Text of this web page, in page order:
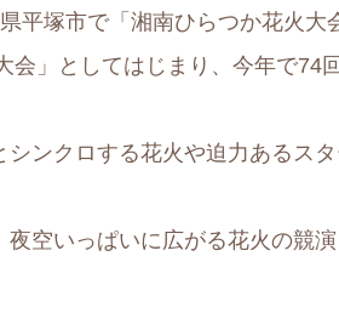
平塚市で「湘南ひらつか花火大
会」としてはじまり、今年で74
ンクロする花火や迫力あるス
空いっぱいに広がる花火の競